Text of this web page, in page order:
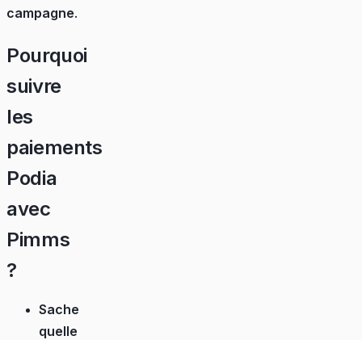
campagne.
Pourquoi
suivre
les
paiements
Podia
avec
Pimms
?
Sache
quelle